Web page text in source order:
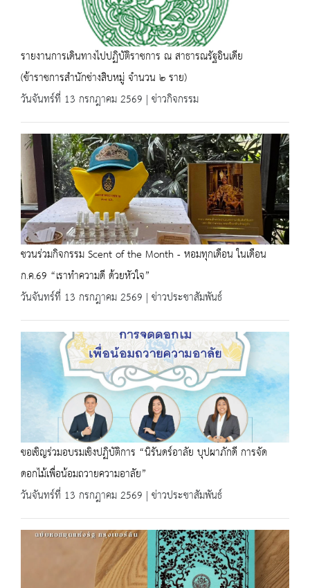
รายงานการเดินทางไปปฏิบัติราชการ ณ สาธารณรัฐอินเดีย
(ข้าราชการสำนักช่างสิบหมู่ จำนวน ๒ ราย)
วันจันทร์ที่ 13 กรกฎาคม 2569 | ข่าวกิจกรรม
ชวนร่วมกิจกรรม Scent of the Month - หอมทุกเดือน ในเดือน
ก.ค.69 “เราทำความดี ด้วยหัวใจ”
วันจันทร์ที่ 13 กรกฎาคม 2569 | ข่าวประชาสัมพันธ์
ขอเชิญร่วมอบรมเชิงปฏิบัติการ “นิรันดร์อาลัย บุปผาภักดี การจัด
ดอกไม้เพื่อน้อมถวายความอาลัย”
วันจันทร์ที่ 13 กรกฎาคม 2569 | ข่าวประชาสัมพันธ์